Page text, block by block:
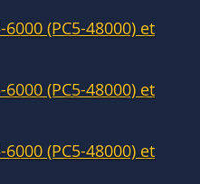
(PC5-48000) et
(PC5-48000) et
(PC5-48000) et